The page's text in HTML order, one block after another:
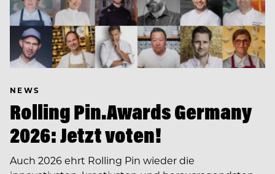
NEWS
Rolling Pin.Awards Germany
2026: Jetzt voten!
Auch 2026 ehrt Rolling Pin wieder die